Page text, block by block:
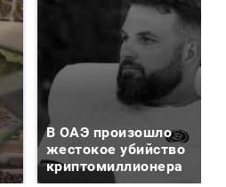
В ОАЭ произошло
жестокое убийство
криптомиллионера